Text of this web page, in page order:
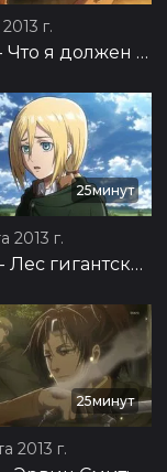
г.
Что я должен делать теперь? Подготовка к контратаке, часть 3
25минут
2013 г.
- Лес гигантских деревьев: 57-я экспедиция за стены, часть 2
25минут
2013 г.